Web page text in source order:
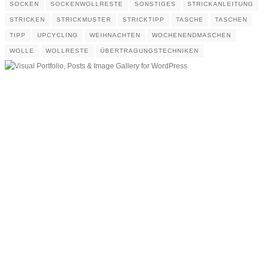
SOCKEN SOCKENWOLLRESTE SONSTIGES STRICKANLEITUNG
STRICKEN STRICKMUSTER STRICKTIPP TASCHE TASCHEN
TIPP UPCYCLING WEIHNACHTEN WOCHENENDMASCHEN
WOLLE WOLLRESTE ÜBERTRAGUNGSTECHNIKEN